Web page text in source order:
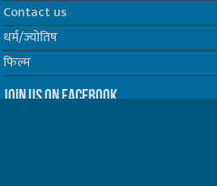
Contact us
धर्म/ज्योतिष
फिल्म
Join us on Facebook